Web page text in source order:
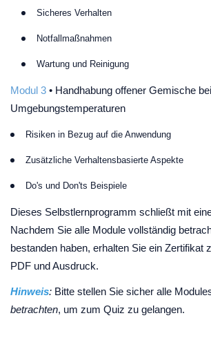
Sicheres Verhalten
Notfallmaßnahmen
Wartung und Reinigung
Modul 3 • Handhabung offener Gemische bei
Umgebungstemperaturen
Risiken in Bezug auf die Anwendung
Zusätzliche Verhaltensbasierte Aspekte
Do's und Don'ts Beispiele
Dieses Selbstlernprogramm schließt mit
Nachdem Sie alle Module vollständig
bestanden haben, erhalten Sie ein Zertifikat
PDF und Ausdruck.
Hinweis: Bitte stellen Sie sicher alle
betrachten, um zum Quiz zu gelangen.